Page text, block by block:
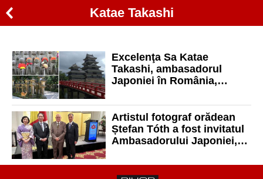
Katae Takashi
Excelenţa Sa Katae
Takashi, ambasadorul
Japoniei în România,
alături de artistul fotograf
Ștefan Tóth
Artistul fotograf orădean
Ștefan Tóth a fost invitatul
Ambasadorului Japoniei,